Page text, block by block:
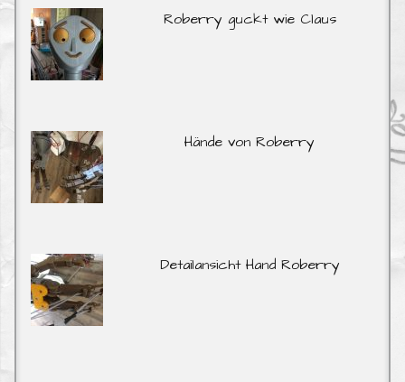
Roberry guckt wie Claus
Hände von Roberry
Detailansicht Hand Roberry